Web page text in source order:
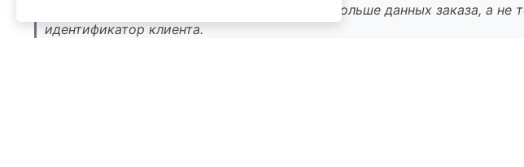
Используйте его, если вам нужно изменить больше данных заказа, а не
идентификатор клиента.